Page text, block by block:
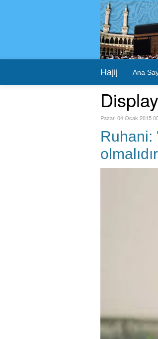
Hajij Ana
Pazar, 04 Ocak 2015
Ruhani: